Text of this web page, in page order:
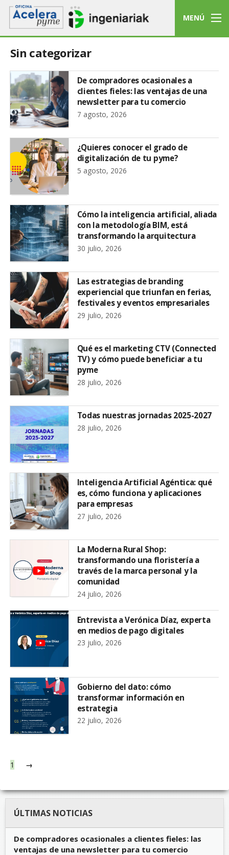
MENÚ
Sin categorizar
De compradores ocasionales a
clientes fieles: las ventajas de una
newsletter para tu comercio
7 agosto, 2026
¿Quieres conocer el grado de
digitalización de tu pyme?
5 agosto, 2026
Cómo la inteligencia artificial, aliada
con la metodología BIM, está
transformando la arquitectura
30 julio, 2026
Las estrategias de branding
experiencial que triunfan en ferias,
festivales y eventos empresariales
29 julio, 2026
Qué es el marketing CTV (Connected
TV) y cómo puede beneficiar a tu
pyme
28 julio, 2026
Todas nuestras jornadas 2025-2027
28 julio, 2026
Inteligencia Artificial Agéntica: qué
es, cómo funciona y aplicaciones
para empresas
27 julio, 2026
La Moderna Rural Shop:
transformando una floristería a
través de la marca personal y la
comunidad
24 julio, 2026
Entrevista a Verónica Díaz, experta
en medios de pago digitales
23 julio, 2026
Gobierno del dato: cómo
transformar información en
estrategia
22 julio, 2026
1 →
ÚLTIMAS NOTICIAS
De compradores ocasionales a clientes fieles: las
ventajas de una newsletter para tu comercio